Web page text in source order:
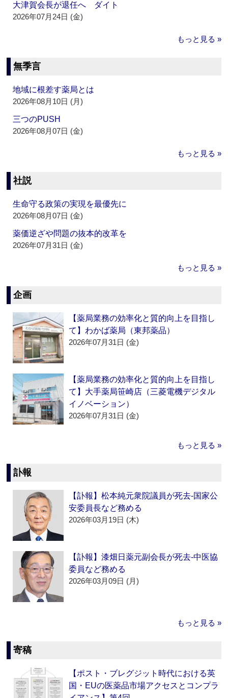
大津賀会長が退任へ ダイト
2026年07月24日 (金)
もっと見る »
無季言
地域に根差す薬局とは
2026年08月10日 (月)
三つのPUSH
2026年08月07日 (金)
もっと見る »
社説
生命守る政策の実現を最優先に
2026年08月07日 (金)
薬価逆ざや問題の抜本的改革を
2026年07月31日 (金)
もっと見る »
企画
【薬局業務の効率化と質的向上を目指し
て】わかば薬局（東邦薬品）
2026年07月31日 (金)
【薬局業務の効率化と質的向上を目指し
て】大手薬局笹崎店（三菱電機デジタル
イノベーション）
2026年07月31日 (金)
もっと見る »
訃報
【訃報】松本純元衆院議員が死去‐国家公
安委員長など務める
2026年03月19日 (木)
【訃報】漆畑日薬元副会長が死去‐中医協
委員など務める
2026年03月09日 (月)
もっと見る »
寄稿
【ポスト・ブレグジット時代における英
国・EUの医薬品市場アクセスとコンプラ